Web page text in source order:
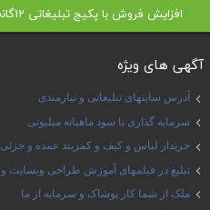
افزایش فروش با پکیج تبلیغاتی 12گانه
آگهی های ویژه
آدرس سایتهای تبلیغاتی و نیازمندی
سرمایه گذاری با سود ماهیانه میلیونی
خریدار لباس و کیف و کمربند عمده و جزئی
تبلیغ در فیلمهای آموزش طراحی وبسایت
ملک از شما کار پوشاک و سرمایه از ما